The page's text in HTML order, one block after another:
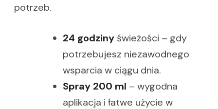
potrzeb.
24 godziny świeżości – gdy
potrzebujesz niezawodnego
wsparcia w ciągu dnia.
Spray 200 ml – wygodna
aplikacja i łatwe użycie w